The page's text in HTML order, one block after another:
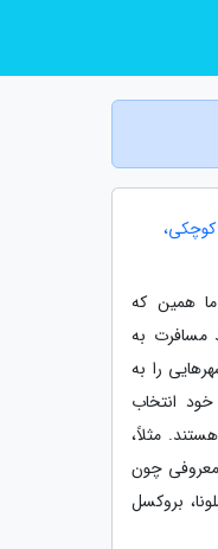
کوچکی،
ما همین که
به
را به
انتخاب
مثلاً،
چون
بروکسل